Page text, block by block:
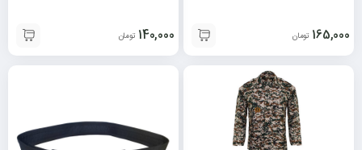
165,000 تومان 140,000 تومان